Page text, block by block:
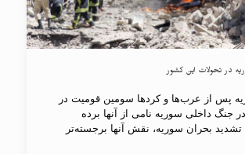
در تحولات این کشور
پس از عرب‌ها و کردها سومین قومیت در
جنگ داخلی سوریه نامی از آنها برده
تشدید بحران سوریه، نقش آنها برجسته‌تر